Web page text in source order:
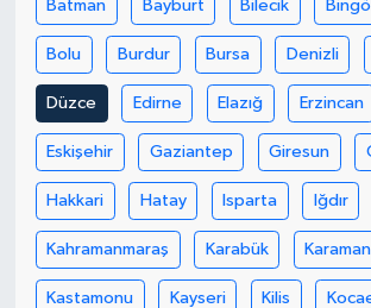
Batman Bayburt Bilecik Bingöl
Bolu Burdur Bursa Denizli
Düzce Edirne Elazığ Erzincan
Eskişehir Gaziantep Giresun
Hakkari Hatay Isparta Iğdır
Kahramanmaraş Karabük Karaman
Kastamonu Kayseri Kilis